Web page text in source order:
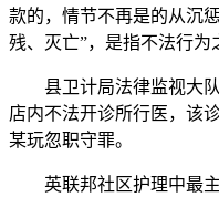
款的，情节不再是的从沉
残、灭亡”，是指不法行为
县卫计局法律监视大队
店内不法开诊所行医，该
某玩忽职守罪。
英联邦社区护理中最主